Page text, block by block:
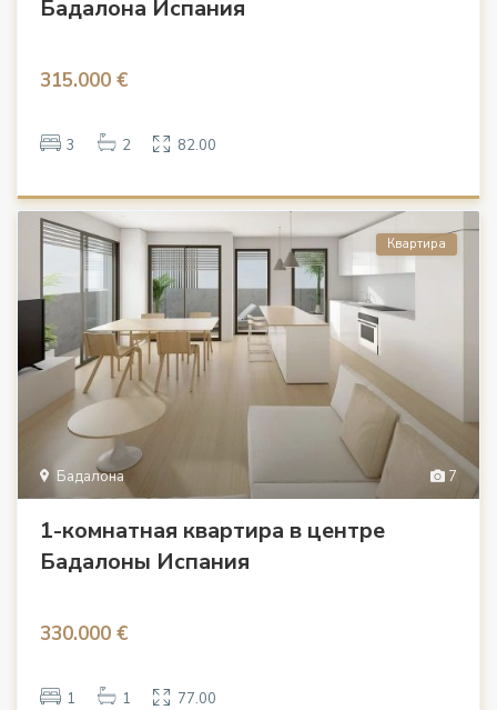
Бадалона Испания
315.000 €
3 2 82.00
7
Бадалона
Квартира
1-комнатная квартира в центре
Бадалоны Испания
330.000 €
1 1 77.00